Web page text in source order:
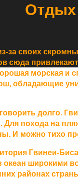
Отдых
своих
сюда
морская и
обладающие
долго.
похода на
И можно тихо
Гвинеи-
широкими
районах